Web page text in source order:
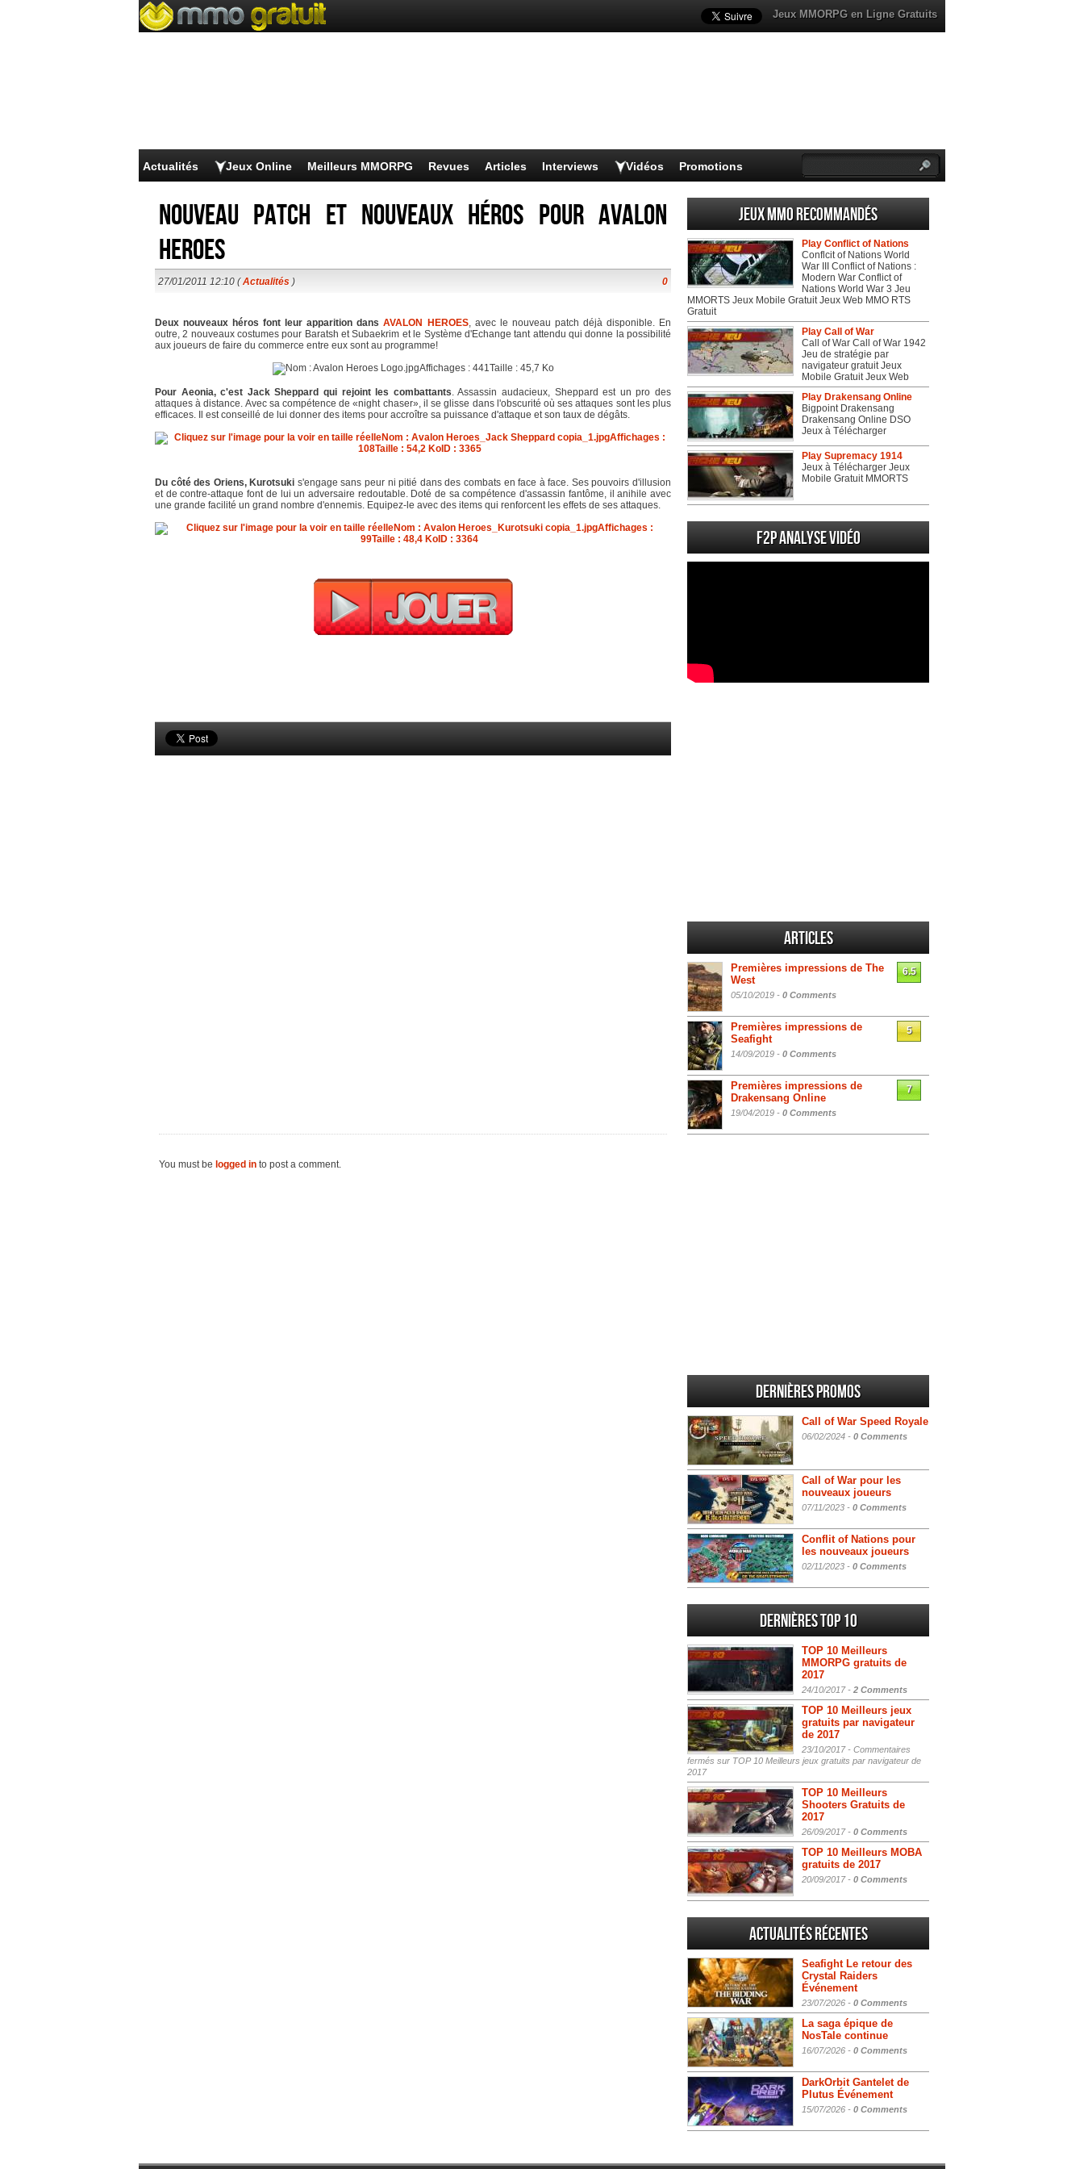
Jeux MMORPG en Ligne Gratuits
Actualités Jeux Online Meilleurs MMORPG Revues Articles Interviews Vidéos Promotions
Nouveau patch et nouveaux héros pour Avalon
Heroes
27/01/2011 12:10 (Actualités ) 0
Deux nouveaux héros font leur apparition dansAVALON HEROES, avec le nouveau patch déjà disponible. En
outre, 2 nouveaux costumes pour Baratsh et Subaekrim et le Système d'Echange tant attendu qui donne la possibilité
aux joueurs de faire du commerce entre eux sont au programme!
Pour Aeonia, c'est Jack Sheppard qui rejoint les combattants. Assassin audacieux, Sheppard est un pro des
attaques à distance. Avec sa compétence de «night chaser», il se glisse dans l'obscurité où ses attaques sont les plus
efficaces. Il est conseillé de lui donner des items pour accroître sa puissance d'attaque et son taux de dégâts.
Du côté des Oriens, Kurotsuki s'engage sans peur ni pitié dans des combats en face à face. Ses pouvoirs d'illusion
et de contre-attaque font de lui un adversaire redoutable. Doté de sa compétence d'assassin fantôme, il anihile avec
une grande facilité un grand nombre d'ennemis. Equipez-le avec des items qui renforcent les effets de ses attaques.
You must be logged in to post a comment.
Jeux MMO recommandés
Play Conflict of Nations
Conflcit of Nations World
War III Conflict of Nations :
Modern War Conflict of
Nations World War 3 Jeu
MMORTS Jeux Mobile Gratuit Jeux Web MMO RTS
Gratuit
Play Call of War
Call of War Call of War 1942
Jeu de stratégie par
navigateur gratuit Jeux
Mobile Gratuit Jeux Web
Play Drakensang Online
Bigpoint Drakensang
Drakensang Online DSO
Jeux à Télécharger
Play Supremacy 1914
Jeux à Télécharger Jeux
Mobile Gratuit MMORTS
F2P Analyse vidéo
Articles
Premières impressions de The
West
05/10/2019 - 0 Comments
6.5
Premières impressions de
Seafight
14/09/2019 - 0 Comments
5
Premières impressions de
Drakensang Online
19/04/2019 - 0 Comments
7
Dernières promos
Call of War Speed Royale
06/02/2024 - 0 Comments
Call of War pour les
nouveaux joueurs
07/11/2023 - 0 Comments
Conflit of Nations pour
les nouveaux joueurs
02/11/2023 - 0 Comments
Dernières Top 10
TOP 10 Meilleurs
MMORPG gratuits de
2017
24/10/2017 - 2 Comments
TOP 10 Meilleurs jeux
gratuits par navigateur
de 2017
23/10/2017 - Commentaires
fermés sur TOP 10 Meilleurs jeux gratuits par navigateur de
2017
TOP 10 Meilleurs
Shooters Gratuits de
2017
26/09/2017 - 0 Comments
TOP 10 Meilleurs MOBA
gratuits de 2017
20/09/2017 - 0 Comments
Actualités Récentes
Seafight Le retour des
Crystal Raiders
Événement
23/07/2026 - 0 Comments
La saga épique de
NosTale continue
16/07/2026 - 0 Comments
DarkOrbit Gantelet de
Plutus Événement
15/07/2026 - 0 Comments